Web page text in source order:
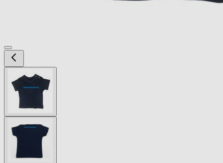
larger
image
larger
image